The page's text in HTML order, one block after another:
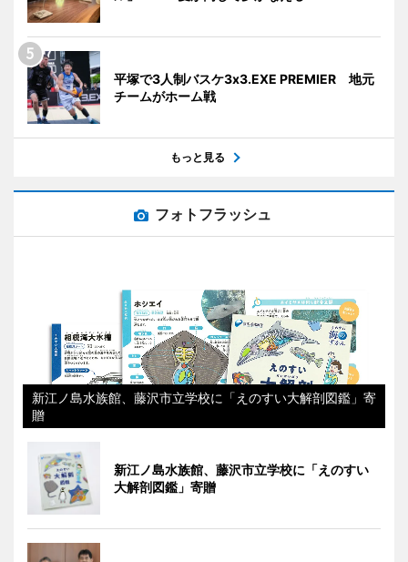
平塚で3人制バスケ3x3.EXE PREMIER 地元
チームがホーム戦
もっと見る
フォトフラッシュ
新江ノ島水族館、藤沢市立学校に「えのすい大解剖図鑑」寄
贈
新江ノ島水族館、藤沢市立学校に「えのすい
大解剖図鑑」寄贈